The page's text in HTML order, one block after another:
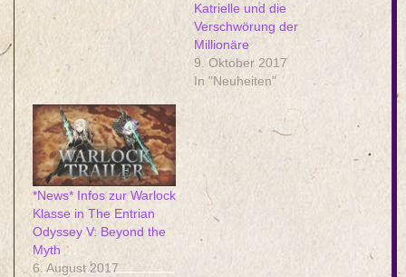
Katrielle und die
Verschwörung der
Millionäre
9. Oktober 2017
In "Neuheiten"
*News* Infos zur Warlock
Klasse in The Entrian
Odyssey V: Beyond the
Myth
6. August 2017